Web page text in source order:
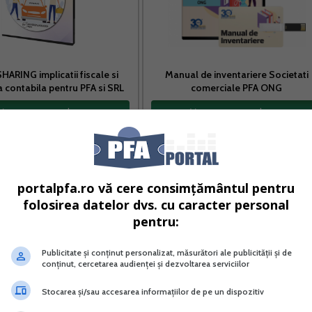
implicatii fiscale si
contabila pentru PFA si SRL
acest produs →
Manual de inventariere Societati
comerciale PFA ONG
Vreau acest produs →
asupra bunurilor proprietate a debitorilor, urmaribile
asupra bunurilor detinute de catre debitor in proprietate
de acesta, precum si asupra veniturilor
masurilor asiguratorii se efectueaza, de regula, in
portalpfa.ro vă cere consimțământul pentru
folosirea datelor dvs. cu caracter personal
pentru:
Publicitate și conținut personalizat, măsurători ale publicității și de
conținut, cercetarea audienței și dezvoltarea serviciilor
Stocarea și/sau accesarea informațiilor de pe un dispozitiv